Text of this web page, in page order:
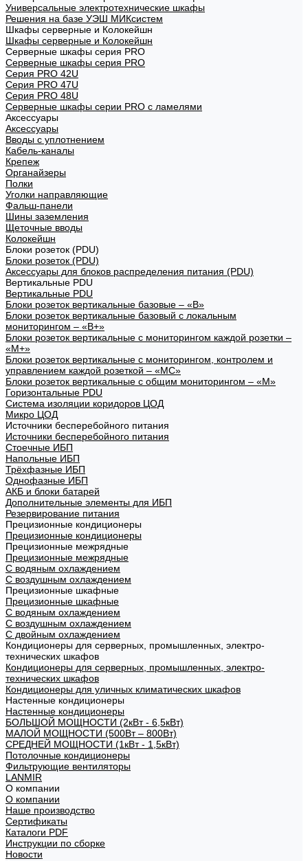
Универсальные электротехнические шкафы
Решения на базе УЭШ МИКсистем
Шкафы серверные и Колокейшн
Шкафы серверные и Колокейшн
Серверные шкафы серия PRO
Серверные шкафы серия PRO
Серия PRO 42U
Серия PRO 47U
Серия PRO 48U
Серверные шкафы серии PRO с ламелями
Аксессуары
Аксессуары
Вводы с уплотнением
Кабель-каналы
Крепеж
Органайзеры
Полки
Уголки направляющие
Фальш-панели
Шины заземления
Щеточные вводы
Колокейшн
Блоки розеток (PDU)
Блоки розеток (PDU)
Аксессуары для блоков распределения питания (PDU)
Вертикальные PDU
Вертикальные PDU
Блоки розеток вертикальные базовые – «В»
Блоки розеток вертикальные базовый с локальным
мониторингом – «В+»
Блоки розеток вертикальные с мониторингом каждой розетки –
«М+»
Блоки розеток вертикальные с мониторингом, контролем и
управлением каждой розеткой – «МС»
Блоки розеток вертикальные с общим мониторингом – «М»
Горизонтальные PDU
Система изоляции коридоров ЦОД
Микро ЦОД
Источники бесперебойного питания
Источники бесперебойного питания
Стоечные ИБП
Напольные ИБП
Трёхфазные ИБП
Однофазные ИБП
АКБ и блоки батарей
Дополнительные элементы для ИБП
Резервирование питания
Прецизионные кондиционеры
Прецизионные кондиционеры
Прецизионные межрядные
Прецизионные межрядные
С водяным охлаждением
С воздушным охлаждением
Прецизионные шкафные
Прецизионные шкафные
С водяным охлаждением
С воздушным охлаждением
С двойным охлаждением
Кондиционеры для серверных, промышленных, электро-
технических шкафов
Кондиционеры для серверных, промышленных, электро-
технических шкафов
Кондиционеры для уличных климатических шкафов
Настенные кондиционеры
Настенные кондиционеры
БОЛЬШОЙ МОЩНОСТИ (2кВт - 6,5кВт)
МАЛОЙ МОЩНОСТИ (500Вт – 800Вт)
СРЕДНЕЙ МОЩНОСТИ (1кВт - 1,5кВт)
Потолочные кондиционеры
Фильтрующие вентиляторы
LANMIR
О компании
О компании
Наше производство
Сертификаты
Каталоги PDF
Инструкции по сборке
Новости